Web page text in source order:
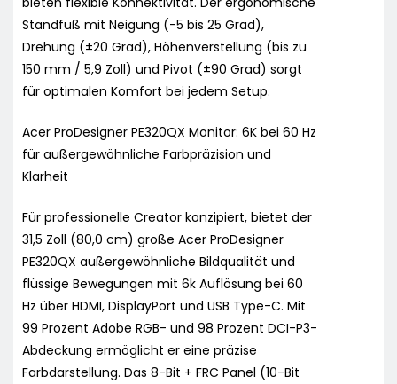
Standfuß mit Neigung (-5 bis 25 Grad),
Drehung (±20 Grad), Höhenverstellung (bis zu
150 mm / 5,9 Zoll) und Pivot (±90 Grad) sorgt
für optimalen Komfort bei jedem Setup.
Acer ProDesigner PE320QX Monitor: 6K bei 60 Hz
für außergewöhnliche Farbpräzision und
Klarheit
Für professionelle Creator konzipiert, bietet der
31,5 Zoll (80,0 cm) große Acer ProDesigner
PE320QX außergewöhnliche Bildqualität und
flüssige Bewegungen mit 6k Auflösung bei 60
Hz über HDMI, DisplayPort und USB Type-C. Mit
99 Prozent Adobe RGB- und 98 Prozent DCI-P3-
Abdeckung ermöglicht er eine präzise
Farbdarstellung. Das 8-Bit + FRC Panel (10-Bit